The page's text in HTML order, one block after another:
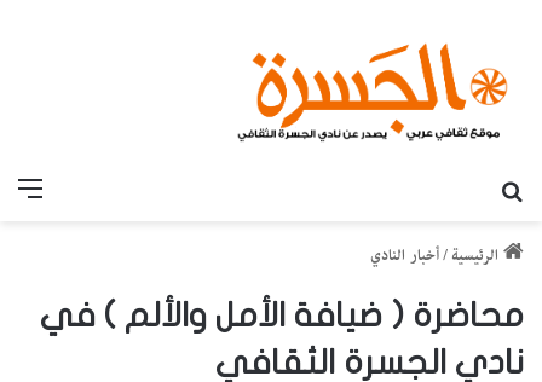
الرئيسية /أخبار النادي
محاضرة ( ضيافة الأمل والألم ) في
نادي الجسرة الثقافي